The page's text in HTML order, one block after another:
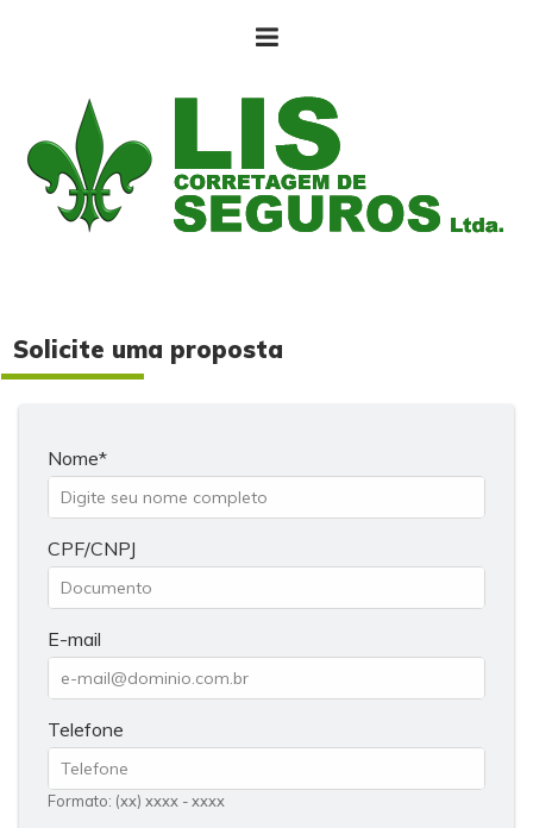
Solicite uma proposta
Nome
CPF/CNPJ
E-mail
Telefone
Formato: (xx) xxxx - xxxx